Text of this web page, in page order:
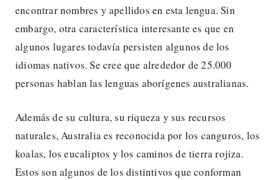
encontrar nombres y apellidos en esta lengua. Sin
embargo, otra característica interesante es que en
algunos lugares todavía persisten algunos de los
idiomas nativos. Se cree que alrededor de 25.000
personas hablan las lenguas aborígenes australianas.
Además de su cultura, su riqueza y sus recursos
naturales, Australia es reconocida por los canguros, los
koalas, los eucaliptos y los caminos de tierra rojiza.
Estos son algunos de los distintivos que conforman